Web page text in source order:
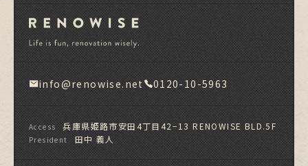
info@renowise.net 0120-10-5963
Access 兵庫県姫路市安田4丁目42−13 RENOWISE BLD.5F
President 田中 義人